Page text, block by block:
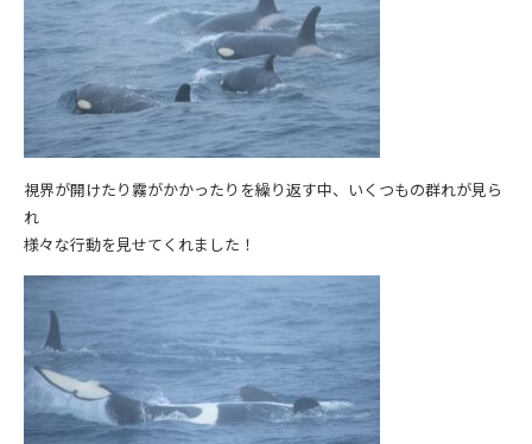
視界が開けたり霧がかかったりを繰り返す中、いくつもの群れが見ら
れ
様々な行動を見せてくれました！